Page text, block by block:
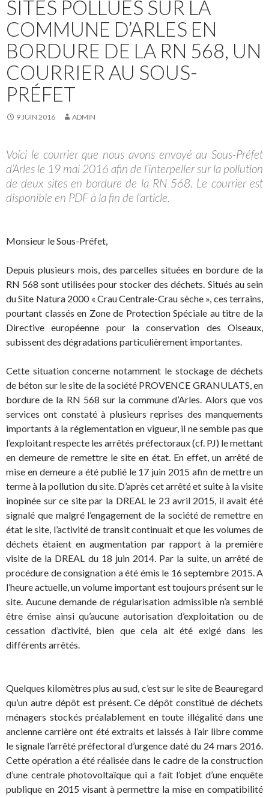
SITES POLLUÉS SUR LA
COMMUNE D’ARLES EN
BORDURE DE LA RN 568, UN
COURRIER AU SOUS-
PRÉFET
9 JUIN 2016 ADMIN
Voici le courrier que nous avons envoyé au Sous-Préfet
d’Arles le 19 mai 2016 afin de l’interpeller sur la pollution
de deux sites en bordure de la RN 568. Le courrier est
disponible en PDF à la fin de l’article.
Monsieur le Sous-Préfet,
Depuis plusieurs mois, des parcelles situées en bordure de la
RN 568 sont utilisées pour stocker des déchets. Situés au sein
du Site Natura 2000 « Crau Centrale-Crau sèche », ces terrains,
pourtant classés en Zone de Protection Spéciale au titre de la
Directive européenne pour la conservation des Oiseaux,
subissent des dégradations particulièrement importantes.
Cette situation concerne notamment le stockage de déchets
de béton sur le site de la société PROVENCE GRANULATS, en
bordure de la RN 568 sur la commune d’Arles. Alors que vos
services ont constaté à plusieurs reprises des manquements
importants à la réglementation en vigueur, il ne semble pas que
l’exploitant respecte les arrêtés préfectoraux (cf. PJ) le mettant
en demeure de remettre le site en état. En effet, un arrêté de
mise en demeure a été publié le 17 juin 2015 afin de mettre un
terme à la pollution du site. D’après cet arrêté et suite à la visite
inopinée sur ce site par la DREAL le 23 avril 2015, il avait été
signalé que malgré l’engagement de la société de remettre en
état le site, l’activité de transit continuait et que les volumes de
déchets étaient en augmentation par rapport à la première
visite de la DREAL du 18 juin 2014. Par la suite, un arrêté de
procédure de consignation a été émis le 16 septembre 2015. A
l’heure actuelle, un volume important est toujours présent sur le
site. Aucune demande de régularisation admissible n’a semblé
être émise ainsi qu’aucune autorisation d’exploitation ou de
cessation d’activité, bien que cela ait été exigé dans les
différents arrêtés.
Quelques kilomètres plus au sud, c’est sur le site de Beauregard
qu’un autre dépôt est présent. Ce dépôt constitué de déchets
ménagers stockés préalablement en toute illégalité dans une
ancienne carrière ont été extraits et laissés à l’air libre comme
le signale l’arrêté préfectoral d’urgence daté du 24 mars 2016.
Cette opération a été réalisée dans le cadre de la construction
d’une centrale photovoltaïque qui a fait l’objet d’une enquête
publique en 2015 visant à permettre la mise en compatibilité